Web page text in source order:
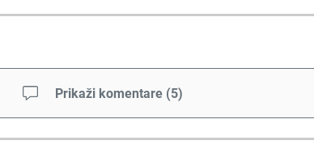
Prikaži komentare (5)